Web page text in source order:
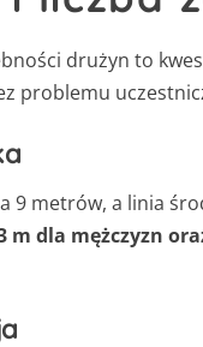
drużyn to
problemu
9 metrów, a linia
m dla mężczyzn